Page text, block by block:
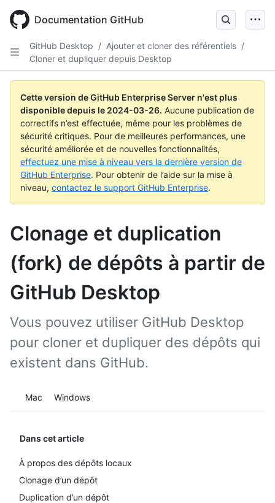
main
Documentation GitHub
GitHub Desktop / Ajouter et cloner des référentiels /
Cloner et dupliquer depuis Desktop
Cette version de GitHub Enterprise Server n'est plus
disponible depuis le 2024-03-26. Aucune publication de
correctifs n’est effectuée, même pour les problèmes de
sécurité critiques. Pour de meilleures performances, une
sécurité améliorée et de nouvelles fonctionnalités,
effectuez une mise à niveau vers la dernière version de
GitHub Enterprise. Pour obtenir de l’aide sur la mise à
niveau, contactez le support GitHub Enterprise.
Clonage et duplication
(fork) de dépôts à partir de
GitHub Desktop
Vous pouvez utiliser GitHub Desktop
pour cloner et dupliquer des dépôts qui
existent dans GitHub.
Platform navigation
Mac Windows
Dans cet article
À propos des dépôts locaux
Clonage d’un dépôt
Duplication d’un dépôt